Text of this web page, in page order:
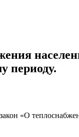
периоду.
«О